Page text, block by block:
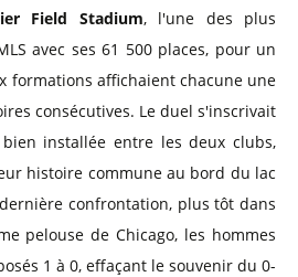
Field Stadium, l'une des plus
avec ses 61 500 places, pour un
formations affichaient chacune une
consécutives. Le duel s'inscrivait
installée entre les deux clubs,
histoire commune au bord du lac
confrontation, plus tôt dans
pelouse de Chicago, les hommes
1 à 0, effaçant le souvenir du 0-